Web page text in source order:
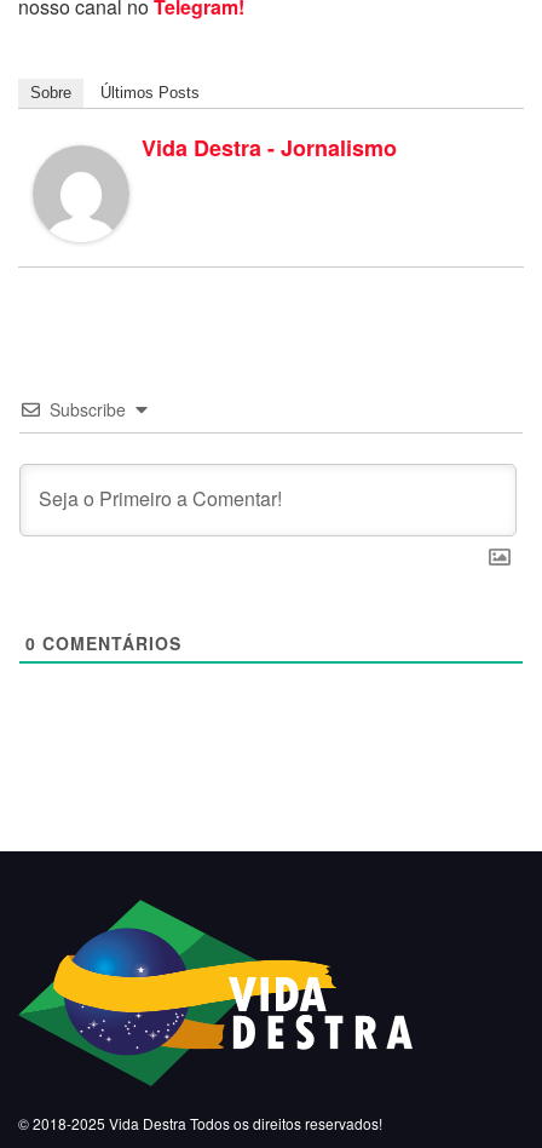
nosso canal noTelegram!
Sobre Últimos Posts
Vida Destra - Jornalismo
Subscribe
0 COMENTÁRIOS
© 2018-2025 Vida Destra Todos os direitos reservados!